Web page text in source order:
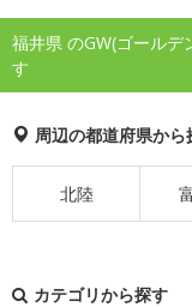
福井県 のGW(ゴール
す
周辺の都道府県から
北陸
カテゴリから探す